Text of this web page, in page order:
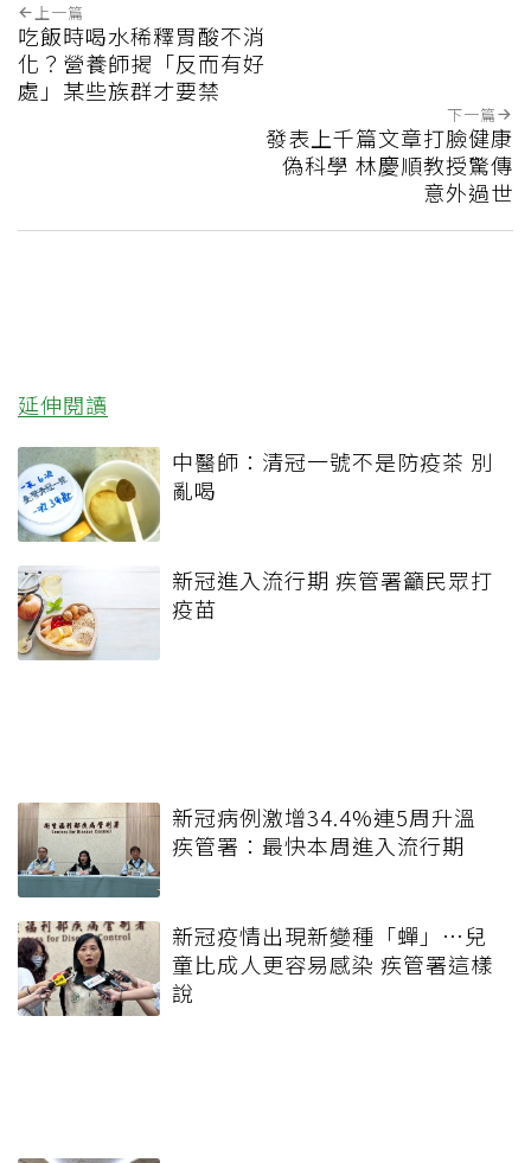
上一篇
吃飯時喝水稀釋胃酸不消
化？營養師揭「反而有好
處」某些族群才要禁
下一篇
發表上千篇文章打臉健康
偽科學 林慶順教授驚傳
意外過世
延伸閱讀
中醫師：清冠一號不是防疫茶 別
亂喝
新冠進入流行期 疾管署籲民眾打
疫苗
新冠病例激增34.4%連5周升溫
疾管署：最快本周進入流行期
新冠疫情出現新變種「蟬」…兒
童比成人更容易感染 疾管署這樣
說